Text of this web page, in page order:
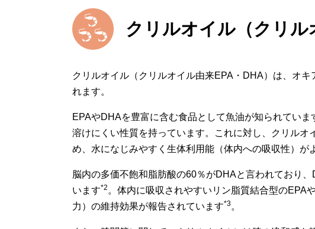
クリルオイル（クリル
クリルオイル（クリルオイル由来EPA・DHA）は、オ
れます。
EPAやDHAを豊富に含む食品として魚油が知られてい
溶けにくい性質を持っています。これに対し、クリル
め、水になじみやすく生体利用能（体内への吸収性）が
脳内の多価不飽和脂肪酸の60％がDHAと言われており
います*2 。体内に吸収されやすいリン脂質結合型のEPA
力）の維持効果が報告されています*3。